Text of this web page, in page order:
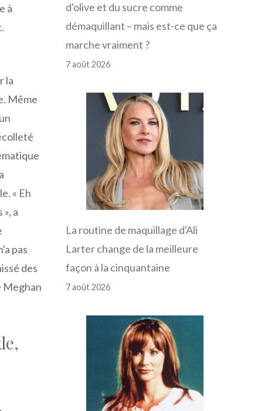
à
la
Même
« Eh
a
pas
des
Meghan
d'olive et du sucre comme
démaquillant – mais est-ce que ça
marche vraiment ?
7 août 2026
La routine de maquillage d'Ali
Larter change de la meilleure
façon à la cinquantaine
7 août 2026